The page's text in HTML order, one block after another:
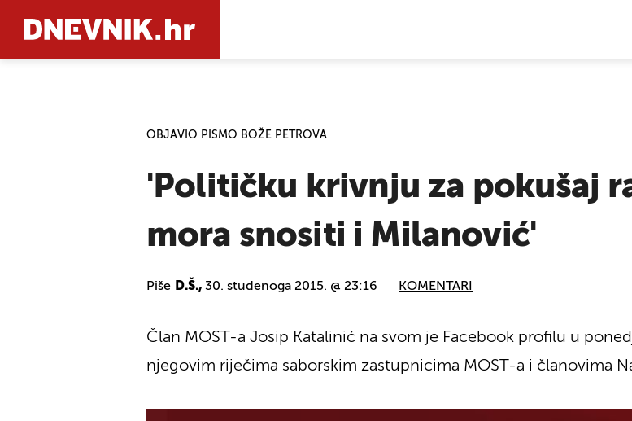
OBJAVIO PISMO BOŽE PETROVA
'Političku krivnju za pokušaj
mora snositi i Milanović'
Piše D.Š., 30. studenoga 2015. @ 23:16 KOMENTARI
Član MOST-a Josip Katalinić na svom je Facebook profilu u
njegovim riječima saborskim zastupnicima MOST-a i članovima